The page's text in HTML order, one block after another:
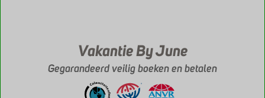
Vakantie By June
Gegarandeerd veilig boeken en betalen